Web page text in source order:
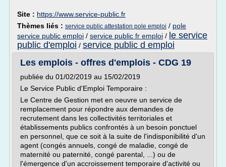
Site : https://www.service-public.fr
Thèmes liés : service public attestation pole emploi / pole
service public emploi / service public fr emploi / le service
public d'emploi / service public d emploi
Les emplois - offres d'emplois - CDG 19
publiée du 01/02/2019 au 15/02/2019
Le Service Public d'Emploi Temporaire :
Le Centre de Gestion met en oeuvre un service de
remplacement pour répondre aux demandes de
recrutement dans les collectivités territoriales et
établissements publics confrontés à un besoin ponctuel
en personnel, que ce soit à la suite de l'indisponibilité d'un
agent (congés annuels, congé de maladie, congé de
maternité ou paternité, congé parental, ...) ou de
l'émergence d'un accroissement temporaire d'activité ou